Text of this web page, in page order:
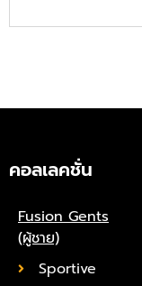
คอลเลคชั่น
Fusion Gents
(ผู้ชาย)
Sportive